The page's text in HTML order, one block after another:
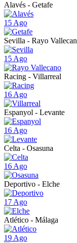
Alavés - Getafe
15 Ago
Sevilla - Rayo
15 Ago
Racing - Villarreal
16 Ago
Espanyol - Levante
16 Ago
Celta - Osasuna
16 Ago
Deportivo - Elche
17 Ago
Atlético - Málaga
19 Ago